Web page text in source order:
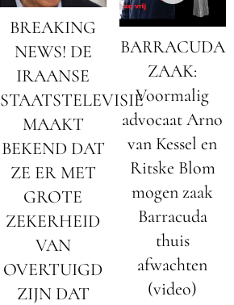
BREAKING
NEWS! DE
IRAANSE
STAATSTELEVISIE
MAAKT
BEKEND DAT
ZE ER MET
GROTE
ZEKERHEID
VAN
OVERTUIGD
ZIJN DAT
BARRACUDA
ZAAK:
Voormalig
advocaat Arno
van Kessel en
Ritske Blom
mogen zaak
Barracuda
thuis
afwachten
(video)